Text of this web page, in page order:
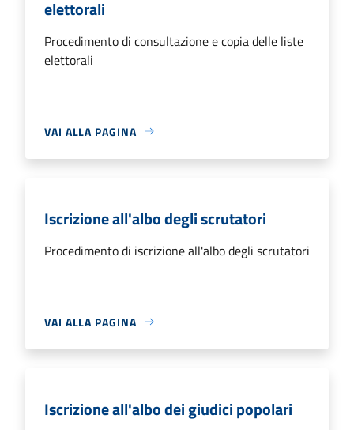
elettorali
Procedimento di consultazione e copia delle liste
elettorali
VAI ALLA PAGINA
Iscrizione all'albo degli scrutatori
Procedimento di iscrizione all'albo degli scrutatori
VAI ALLA PAGINA
Iscrizione all'albo dei giudici popolari